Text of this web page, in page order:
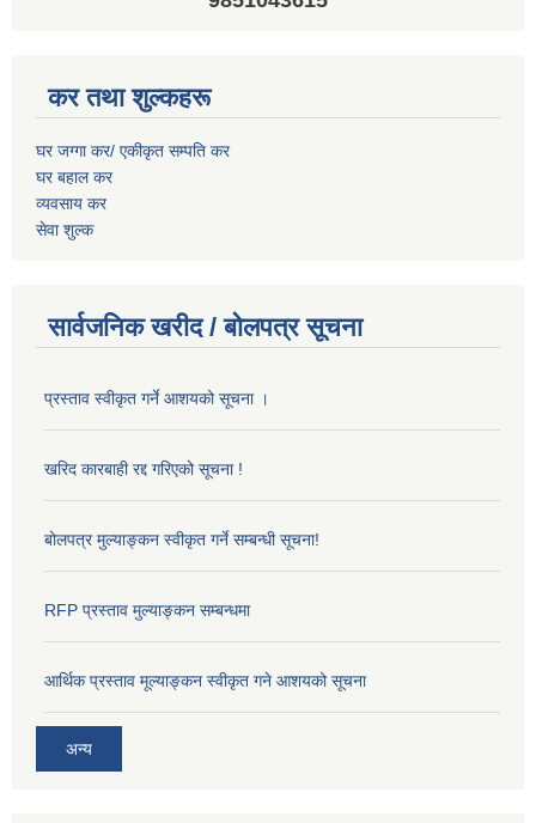
कर तथा शुल्कहरू
घर जग्गा कर/ एकीकृत सम्पति कर
घर बहाल कर
व्यवसाय कर
सेवा शुल्क
सार्वजनिक खरीद / बोलपत्र सूचना
प्रस्ताव स्वीकृत गर्ने आशयको सूचना ।
खरिद कारबाही रद्द गरिएको सूचना !
बोलपत्र मुल्याङ्कन स्वीकृत गर्ने सम्बन्धी सूचना!
RFP प्रस्ताव मुल्याङ्कन सम्बन्धमा
आर्थिक प्रस्ताव मूल्याङ्कन स्वीकृत गने आशयको सूचना
अन्य